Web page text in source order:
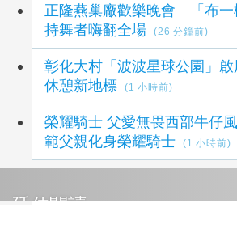
正隆燕巢廠歡樂晚會 「布一
持舞者嗨翻全場
(26 分鐘前)
彰化大村「波波星球公園」
休憩新地標
(1 小時前)
榮耀騎士 父愛無畏西部牛仔
範父親化身榮耀騎士
(1 小時前)
延伸閱讀